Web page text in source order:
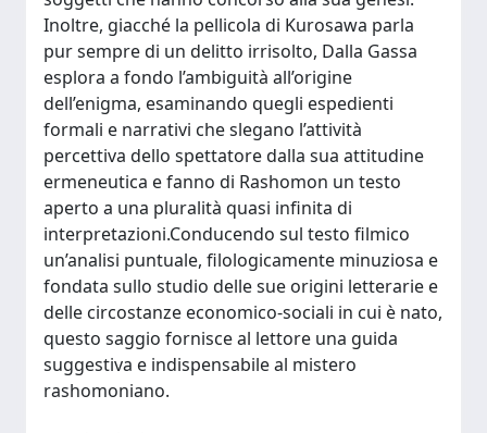
Inoltre, giacché la pellicola di Kurosawa parla
pur sempre di un delitto irrisolto, Dalla Gassa
esplora a fondo l’ambiguità all’origine
dell’enigma, esaminando quegli espedienti
formali e narrativi che slegano l’attività
percettiva dello spettatore dalla sua attitudine
ermeneutica e fanno di Rashomon un testo
aperto a una pluralità quasi infinita di
interpretazioni.Conducendo sul testo filmico
un’analisi puntuale, filologicamente minuziosa e
fondata sullo studio delle sue origini letterarie e
delle circostanze economico-sociali in cui è nato,
questo saggio fornisce al lettore una guida
suggestiva e indispensabile al mistero
rashomoniano.